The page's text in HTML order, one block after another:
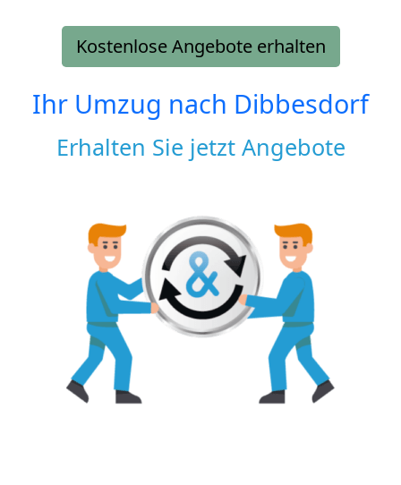
Kostenlose Angebote erhalten
Ihr Umzug nach Dibbesdorf
Erhalten Sie jetzt Angebote